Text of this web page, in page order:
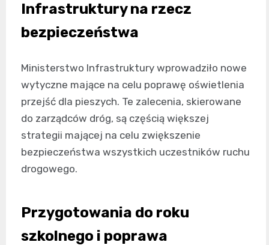
Infrastruktury na rzecz
bezpieczeństwa
Ministerstwo Infrastruktury wprowadziło nowe
wytyczne mające na celu poprawę oświetlenia
przejść dla pieszych. Te zalecenia, skierowane
do zarządców dróg, są częścią większej
strategii mającej na celu zwiększenie
bezpieczeństwa wszystkich uczestników ruchu
drogowego.
Przygotowania do roku
szkolnego i poprawa